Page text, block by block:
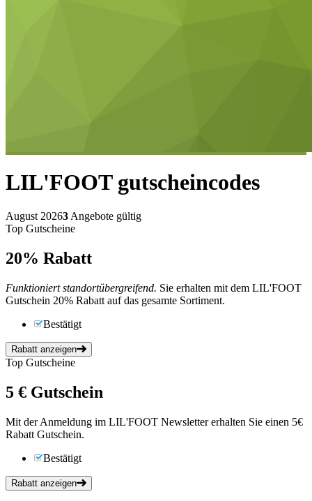
LIL'FOOT gutscheincodes
August 20263Angebote gültig
Top Gutscheine
20% Rabatt
Funktioniert standortübergreifend. Sie erhalten mit dem LIL'FOOT
Gutschein 20% Rabatt auf das gesamte Sortiment.
Bestätigt
Rabatt anzeigen
Top Gutscheine
5 € Gutschein
Mit der Anmeldung im LIL'FOOT Newsletter erhalten Sie einen 5€
Rabatt Gutschein.
Bestätigt
Rabatt anzeigen